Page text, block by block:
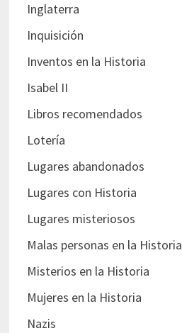
Inglaterra
Inquisición
Inventos en la Historia
Isabel II
Libros recomendados
Lotería
Lugares abandonados
Lugares con Historia
Lugares misteriosos
Malas personas en la Historia
Misterios en la Historia
Mujeres en la Historia
Nazis